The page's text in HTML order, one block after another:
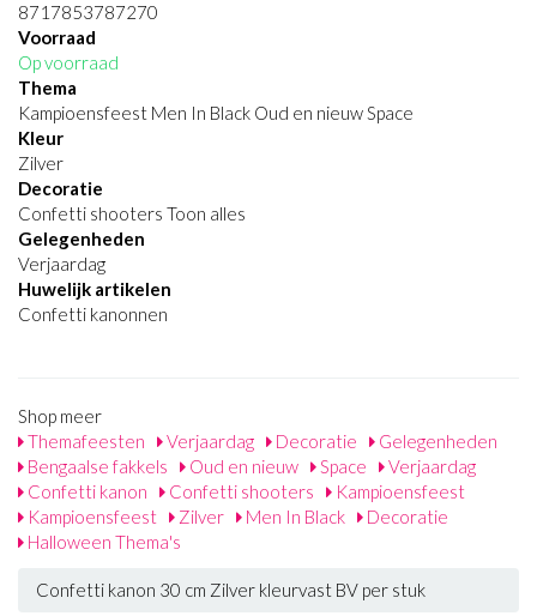
8717853787270
Voorraad
Op voorraad
Thema
Kampioensfeest Men In Black Oud en nieuw Space
Kleur
Zilver
Decoratie
Confetti shooters Toon alles
Gelegenheden
Verjaardag
Huwelijk artikelen
Confetti kanonnen
Shop meer
Themafeesten
Verjaardag Decoratie
Gelegenheden
Bengaalse fakkels
Oud en nieuw Space
Verjaardag
Confetti kanon
Confetti shooters
Kampioensfeest
Kampioensfeest
Zilver Men In Black
Decoratie
Halloween Thema's
Confetti kanon 30 cm Zilver kleurvast BV per stuk